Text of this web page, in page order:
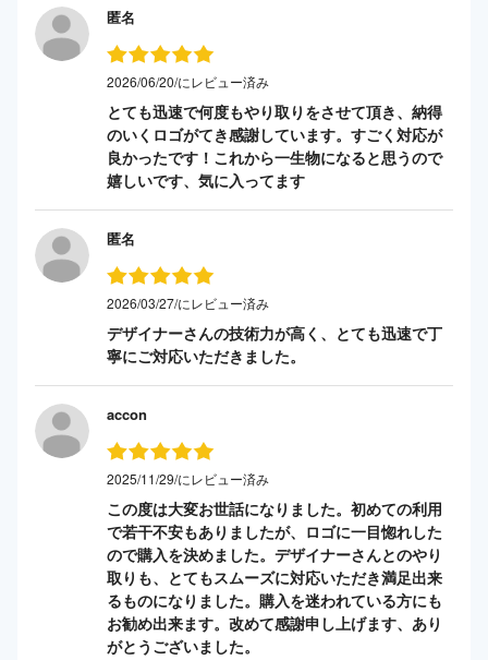
匿名
2026/06/20/にレビュー済み
とても迅速で何度もやり取りをさせて頂き、納得
のいくロゴがてき感謝しています。すごく対応が
良かったです！これから一生物になると思うので
嬉しいです、気に入ってます
匿名
2026/03/27/にレビュー済み
デザイナーさんの技術力が高く、とても迅速で丁
寧にご対応いただきました。
accon
2025/11/29/にレビュー済み
この度は大変お世話になりました。初めての利用
で若干不安もありましたが、ロゴに一目惚れした
ので購入を決めました。デザイナーさんとのやり
取りも、とてもスムーズに対応いただき満足出来
るものになりました。購入を迷われている方にも
お勧め出来ます。改めて感謝申し上げます、あり
がとうございました。